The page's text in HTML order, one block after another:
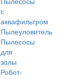
с
аквафильтром
Пылеуловитель
Пылесосы
для
золы
Робот-